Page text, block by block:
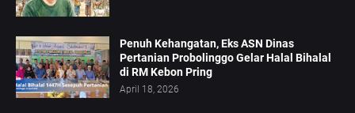
Penuh Kehangatan, Eks ASN Dinas
Pertanian Probolinggo Gelar Halal Bihalal
di RM Kebon Pring
April 18, 2026